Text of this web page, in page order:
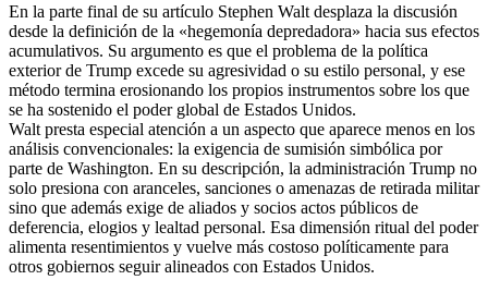
En la parte final de su artículo Stephen Walt desplaza la discusión
desde la definición de la «hegemonía depredadora» hacia sus efectos
acumulativos. Su argumento es que el problema de la política
exterior de Trump excede su agresividad o su estilo personal, y ese
método termina erosionando los propios instrumentos sobre los que
se ha sostenido el poder global de Estados Unidos.
Walt presta especial atención a un aspecto que aparece menos en los
análisis convencionales: la exigencia de sumisión simbólica por
parte de Washington. En su descripción, la administración Trump no
solo presiona con aranceles, sanciones o amenazas de retirada militar
sino que además exige de aliados y socios actos públicos de
deferencia, elogios y lealtad personal. Esa dimensión ritual del poder
alimenta resentimientos y vuelve más costoso políticamente para
otros gobiernos seguir alineados con Estados Unidos.